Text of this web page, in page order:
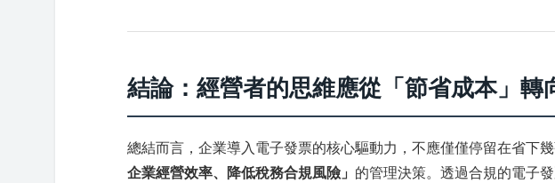
結論：經營者的思維應從「節省成本」轉
總結而言，企業導入電子發票的核心驅動力，不應僅僅停留在省下
企業經營效率、降低稅務合規風險」 的管理決策。透過合規的電子